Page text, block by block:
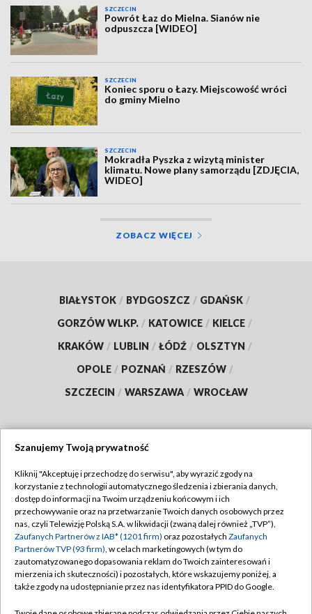
SZCZECIN
Powrót Łaz do Mielna. Sianów nie
odpuszcza [WIDEO]
SZCZECIN
Koniec sporu o Łazy. Miejscowość wróci
do gminy Mielno
SZCZECIN
Mokradła Pyszka z wizytą minister
klimatu. Nowe plany samorządu [ZDJĘCIA,
WIDEO]
ZOBACZ WIĘCEJ
BIAŁYSTOK / BYDGOSZCZ / GDAŃSK /
GORZÓW WLKP. / KATOWICE / KIELCE /
KRAKÓW / LUBLIN / ŁÓDŹ / OLSZTYN /
OPOLE / POZNAŃ / RZESZÓW /
SZCZECIN / WARSZAWA / WROCŁAW
TVP
Abonament TVP
Emisja w TVP
Centrum informacji TVP
Naziemna Telewizja Cyfrowa
Regulamin TVP
Polityka prywatności
Moje zgody
Pomoc
Szanujemy Twoją prywatność
Kliknij "Akceptuję i przechodzę do serwisu", aby wyrazić zgody na
korzystanie z technologii automatycznego śledzenia i zbierania danych,
dostęp do informacji na Twoim urządzeniu końcowym i ich
przechowywanie oraz na przetwarzanie Twoich danych osobowych przez
nas, czyli Telewizję Polską S.A. w likwidacji (zwaną dalej również „TVP”),
Zaufanych Partnerów z IAB* (1201 firm) oraz pozostałych Zaufanych
Partnerów TVP (93 firm), w celach marketingowych (w tym do
zautomatyzowanego dopasowania reklam do Twoich zainteresowań i
mierzenia ich skuteczności) i pozostałych, które wskazujemy poniżej, a
także zgody na udostępnianie przez nas identyfikatora PPID do Google.